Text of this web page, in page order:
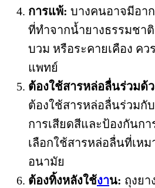
การแพ้: บางคนอาจมีอา
ที่ทำจากน้ำยางธรรมชา
บวม หรือระคายเคือง ค
แพทย์
ต้องใช้สารหล่อลื่นร่วมด้
ต้องใช้สารหล่อลื่นร่วมกั
การเสียดสีและป้องกันก
เลือกใช้สารหล่อลื่นที่เหม
อนามัย
ต้องทิ้งหลังใช้งาน: ถุงยา